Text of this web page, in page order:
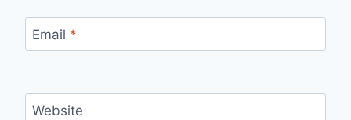
Email *
Website